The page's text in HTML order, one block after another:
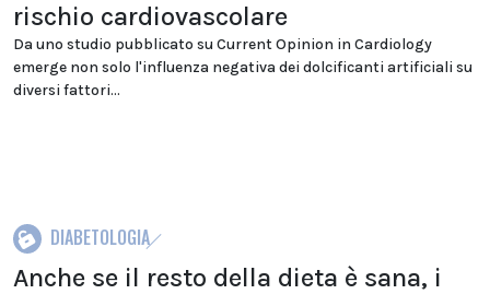
rischio cardiovascolare
Da uno studio pubblicato su Current Opinion in Cardiology
emerge non solo l'influenza negativa dei dolcificanti artificiali su
diversi fattori...
DIABETOLOGIA
Anche se il resto della dieta è sana, i